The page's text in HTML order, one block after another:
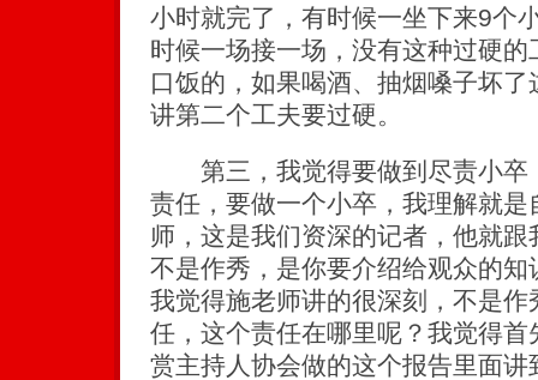
小时就完了，有时候一坐下来9个
时候一场接一场，没有这种过硬
口饭的，如果喝酒、抽烟嗓子坏
讲第二个工夫要过硬。
第三，我觉得要做到尽责小卒
责任，要做一个小卒，我理解就
师，这是我们资深的记者，他就
不是作秀，是你要介绍给观众的
我觉得施老师讲的很深刻，不是
任，这个责任在哪里呢？我觉得
赏主持人协会做的这个报告里面